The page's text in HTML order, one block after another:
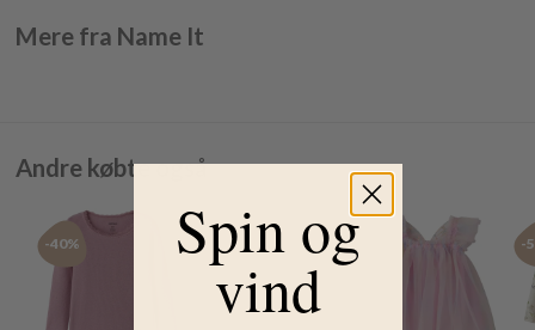
Mere fra Name It
Andre købte også
-40% -50% -
Spin og
vind